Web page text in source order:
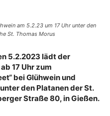
am 5.2.23 um 17 Uhr unter den
St. Thomas Morus
5.2.2023 lädt der
17 Uhr zum
bei Glühwein und
den Platanen der St.
Straße 80, in Gießen.